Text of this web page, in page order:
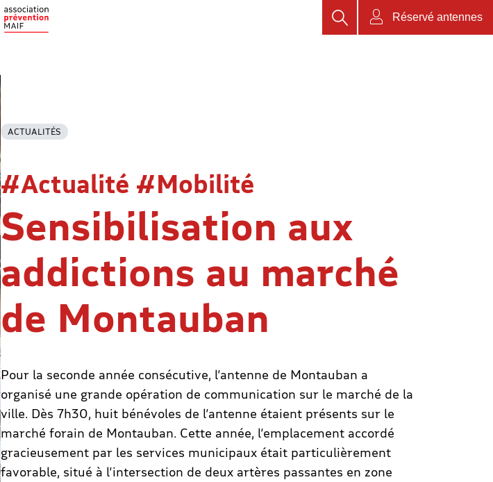
Réservé antennes
Rechercher
ACTUALITÉS
#Actualité #Mobilité
Sensibilisation aux
addictions au marché
de Montauban
Pour la seconde année consécutive, l’antenne de Montauban a
organisé une grande opération de communication sur le marché de la
ville. Dès 7h30, huit bénévoles de l’antenne étaient présents sur le
marché forain de Montauban. Cette année, l’emplacement accordé
gracieusement par les services municipaux était particulièrement
favorable, situé à l’intersection de deux artères passantes en zone